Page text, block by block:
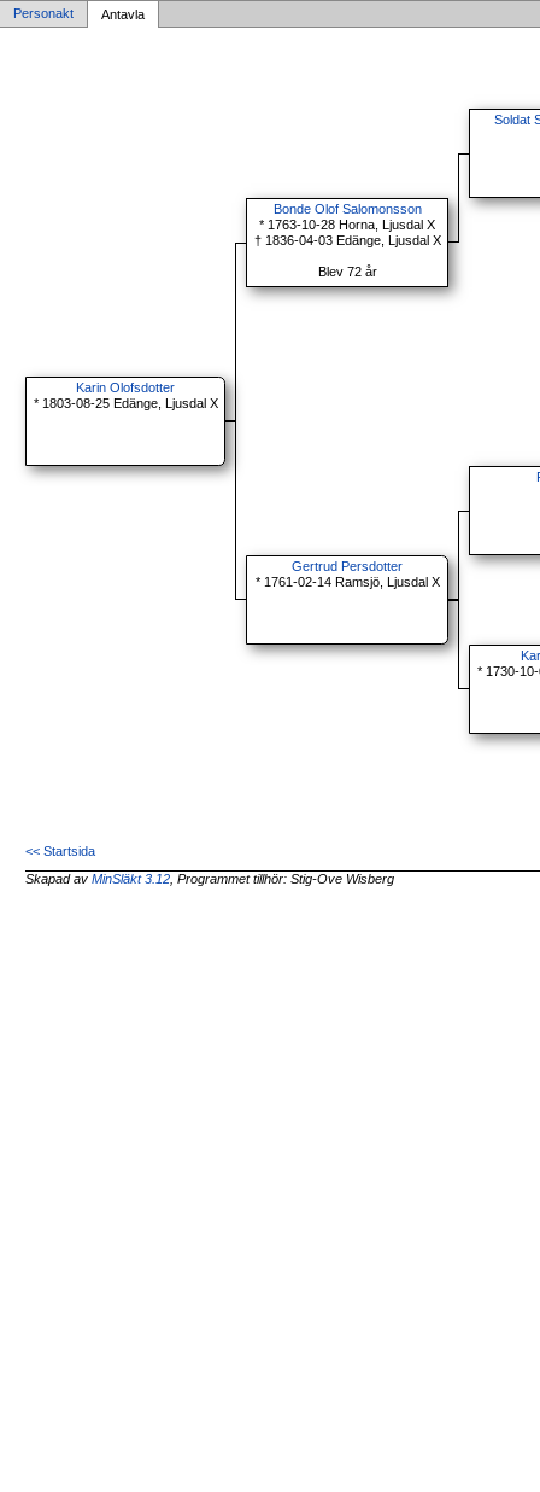
Personakt Antavla
Karin Olofsdotter
* 1803-08-25 Edänge, Ljusdal X
Bonde Olof Salomonsson
* 1763-10-28 Horna, Ljusdal X
† 1836-04-03 Edänge, Ljusdal X
Blev 72 år
Soldat
Gertrud Persdotter
* 1761-02-14 Ramsjö, Ljusdal X
* 1730-
<< Startsida
Skapad avMinSläkt 3.12 , Programmet tillhör: Stig-Ove Wisberg